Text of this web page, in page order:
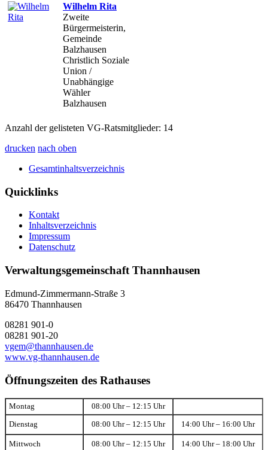
Wilhelm Rita
Zweite
Bürgermeisterin,
Gemeinde
Balzhausen
Christlich Soziale
Union /
Unabhängige
Wähler
Balzhausen
Anzahl der gelisteten VG-Ratsmitglieder: 14
drucken nach oben
Gesamtinhaltsverzeichnis
Quicklinks
Kontakt
Inhaltsverzeichnis
Impressum
Datenschutz
Verwaltungsgemeinschaft Thannhausen
Edmund-Zimmermann-Straße 3
86470 Thannhausen
08281 901-0
08281 901-20
vgem@thannhausen.de
www.vg-thannhausen.de
Öffnungszeiten des Rathauses
Montag 08:00 Uhr – 12:15 Uhr
Dienstag 08:00 Uhr – 12:15 Uhr 14:00 Uhr – 16:00 Uhr
Mittwoch 08:00 Uhr – 12:15 Uhr 14:00 Uhr – 18:00 Uhr